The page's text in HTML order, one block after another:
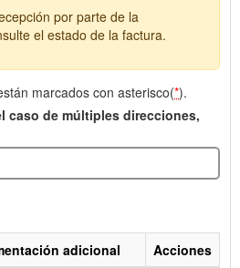
por parte de la
el estado de la factura.
marcados con asterisco(*).
caso de múltiples direcciones,
adicional Acciones